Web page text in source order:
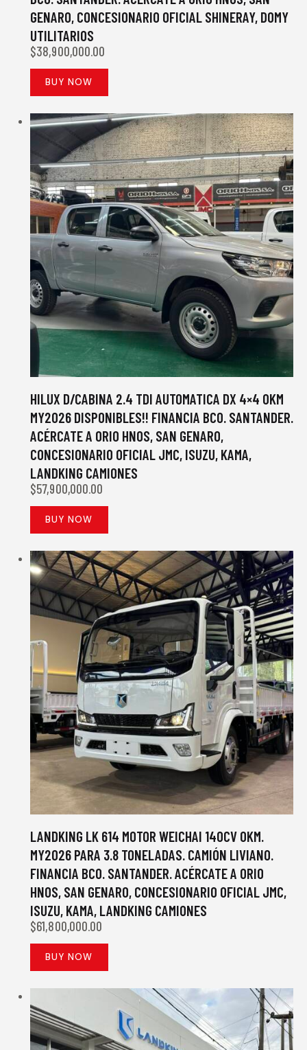
GENARO, CONCESIONARIO OFICIAL SHINERAY, DOMY
UTILITARIOS
$38,900,000.00
BUY NOW
HILUX D/CABINA 2.4 TDI AUTOMATICA DX 4×4 0KM
MY2026 DISPONIBLES!! FINANCIA BCO. SANTANDER.
ACÉRCATE A ORIO HNOS, SAN GENARO,
CONCESIONARIO OFICIAL JMC, ISUZU, KAMA,
LANDKING CAMIONES
$57,900,000.00
BUY NOW
LANDKING LK 614 MOTOR WEICHAI 140CV 0KM.
MY2026 PARA 3.8 TONELADAS. CAMIÓN LIVIANO.
FINANCIA BCO. SANTANDER. ACÉRCATE A ORIO
HNOS, SAN GENARO, CONCESIONARIO OFICIAL JMC,
ISUZU, KAMA, LANDKING CAMIONES
$61,800,000.00
BUY NOW